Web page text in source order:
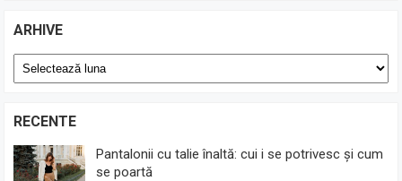
ARHIVE
Arhive
RECENTE
Pantalonii cu talie înaltă: cui i se potrivesc și cum
se poartă